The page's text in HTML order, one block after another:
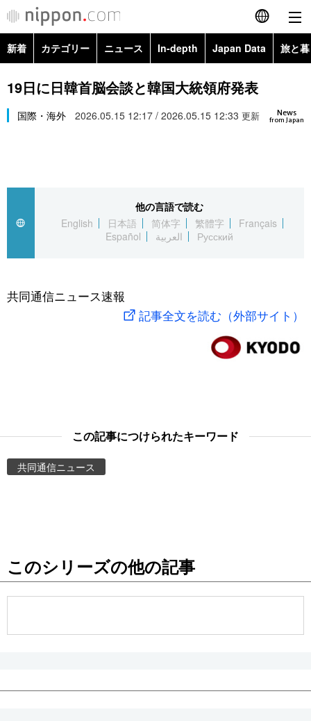
English
简体字
繁體字
العربية
社会
旅と暮らし
東京
新着 カテゴリー ニュース In-depth Japan Data 旅と
政治・外交
経済・ビジネス
社会
文化
科学・技術
暮らし
Topics
Images
お知らせ
19日に日韓首脳会談と韓国大統領府発表
News
from Japan
国際・海外 2026.05.15 12:17 / 2026.05.15 12:33 更新
他の言語で読む
English
日本語 简体字 繁體字
Français
Español
العربية Русский
共同通信ニュース速報
記事全文を読む（外部サイト）
この記事につけられたキーワード
共同通信ニュース
このシリーズの他の記事